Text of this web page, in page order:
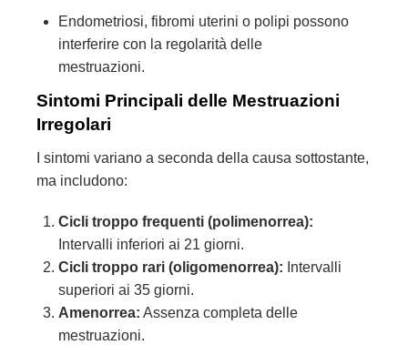
Endometriosi, fibromi uterini o polipi possono
interferire con la regolarità delle
mestruazioni.
Sintomi Principali delle Mestruazioni
Irregolari
I sintomi variano a seconda della causa sottostante,
ma includono:
Cicli troppo frequenti (polimenorrea):
Intervalli inferiori ai 21 giorni.
Cicli troppo rari (oligomenorrea): Intervalli
superiori ai 35 giorni.
Amenorrea: Assenza completa delle
mestruazioni.